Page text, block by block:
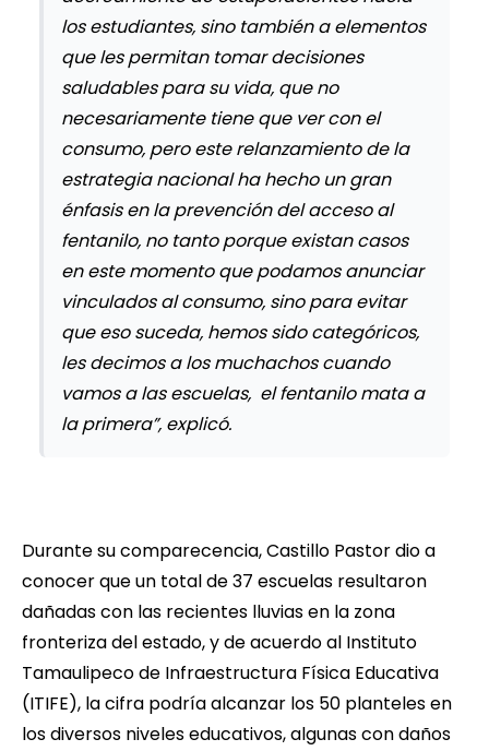
los estudiantes, sino también a elementos
que les permitan tomar decisiones
saludables para su vida, que no
necesariamente tiene que ver con el
consumo, pero este relanzamiento de la
estrategia nacional ha hecho un gran
énfasis en la prevención del acceso al
fentanilo, no tanto porque existan casos
en este momento que podamos anunciar
vinculados al consumo, sino para evitar
que eso suceda, hemos sido categóricos,
les decimos a los muchachos cuando
vamos a las escuelas, el fentanilo mata a
la primera”, explicó.
Durante su comparecencia, Castillo Pastor dio a
conocer que un total de 37 escuelas resultaron
dañadas con las recientes lluvias en la zona
fronteriza del estado, y de acuerdo al Instituto
Tamaulipeco de Infraestructura Física Educativa
(ITIFE), la cifra podría alcanzar los 50 planteles en
los diversos niveles educativos, algunas con daños